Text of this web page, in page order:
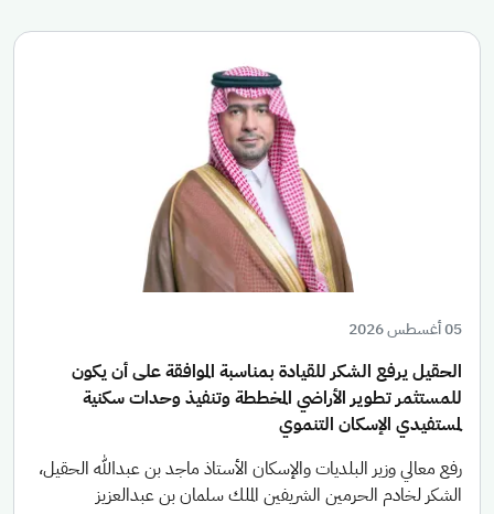
05 أغسطس 2026
الحقيل يرفع الشكر للقيادة بمناسبة الموافقة على أن يكون
للمستثمر تطوير الأراضي المخططة وتنفيذ وحدات سكنية
لمستفيدي الإسكان التنموي
رفع معالي وزير البلديات والإسكان الأستاذ ماجد بن عبدالله الحقيل،
الشكر لخادم الحرمين الشريفين الملك سلمان بن عبدالعزيز